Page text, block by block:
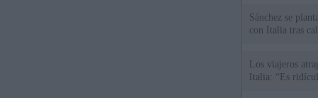
Sánchez se
con Italia tras
Los viajeros
Italia: “Es